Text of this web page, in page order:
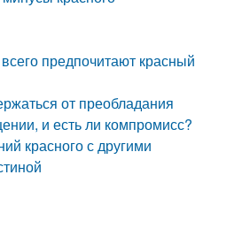
предпочитают красный
от преобладания
и есть ли компромисс?
красного с другими